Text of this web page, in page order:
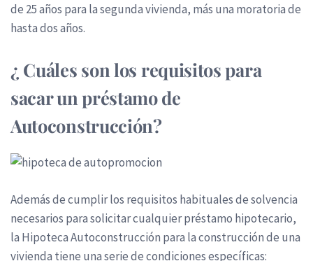
de 25 años para la segunda vivienda, más una moratoria de
hasta dos años.
¿ Cuáles son los requisitos para
sacar un préstamo de
Autoconstrucción?
Además de cumplir los requisitos habituales de solvencia
necesarios para solicitar cualquier préstamo hipotecario,
la Hipoteca Autoconstrucción para la construcción de una
vivienda tiene una serie de condiciones específicas: